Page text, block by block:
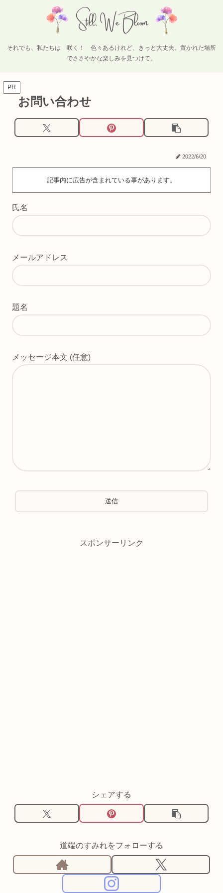
それでも、私たちは 咲く！ 色々あるけれど、きっと大丈夫。置かれた場所
でささやかな楽しみを見つけて。
PR
お問い合わせ
2022/6/20
記事内に広告が含まれている事があります。
氏名
メールアドレス
題名
メッセージ本文 (任意)
スポンサーリンク
シェアする
道端のすみれをフォローする